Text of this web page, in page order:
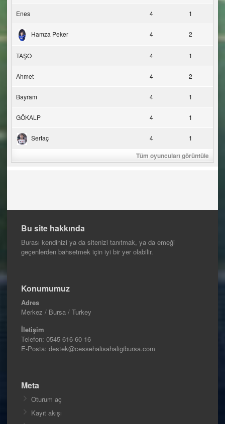
Enes 4 1
Hamza Peker 4 2
TAŞO 4 1
Ahmet 4 2
Bayram 4 1
GÖKALP 4 1
Sertaç 4 1
Tüm oyuncuları görüntüle
Bu site hakkında
Burası kendinizi ya da sitenizi tanıtmak, ya da emeği
geçenlerden bahsetmek için iyi bir yer olabilir.
Konumumuz
Adres
Merkez / Bursa / Turkey
İletişim
Telefon: 0545 616 60 16
E-Posta: destek@cessehalisahaligibursa.com
Meta
Oturum aç
Kayıt akışı